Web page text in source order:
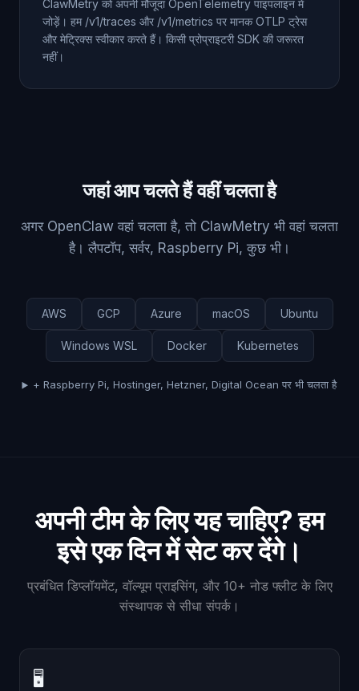
ClawMetry को अपनी मौजूदा OpenTelemetry पाइपलाइन में
जोड़ें। हम /v1/traces और /v1/metrics पर मानक OTLP ट्रेस
और मेट्रिक्स स्वीकार करते हैं। किसी प्रोप्राइटरी SDK की जरूरत
नहीं।
जहां आप चलते हैं वहीं चलता है
अगर OpenClaw वहां चलता है, तो ClawMetry भी वहां चलता
है। लैपटॉप, सर्वर, Raspberry Pi, कुछ भी।
AWS GCP Azure macOS Ubuntu
Windows WSL Docker Kubernetes
+ Raspberry Pi, Hostinger, Hetzner, Digital Ocean पर भी चलता है
अपनी टीम के लिए यह चाहिए? हम
इसे एक दिन में सेट कर देंगे।
प्रबंधित डिप्लॉयमेंट, वॉल्यूम प्राइसिंग, और 10+ नोड फ्लीट के लिए
संस्थापक से सीधा संपर्क।
🖥